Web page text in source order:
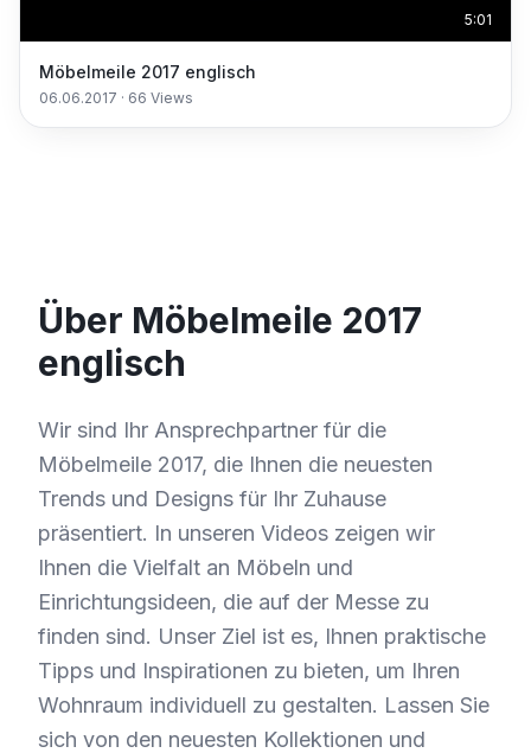
5:01
Möbelmeile 2017 englisch
06.06.2017 · 66 Views
Über Möbelmeile 2017
englisch
Wir sind Ihr Ansprechpartner für die
Möbelmeile 2017, die Ihnen die neuesten
Trends und Designs für Ihr Zuhause
präsentiert. In unseren Videos zeigen wir
Ihnen die Vielfalt an Möbeln und
Einrichtungsideen, die auf der Messe zu
finden sind. Unser Ziel ist es, Ihnen praktische
Tipps und Inspirationen zu bieten, um Ihren
Wohnraum individuell zu gestalten. Lassen Sie
sich von den neuesten Kollektionen und